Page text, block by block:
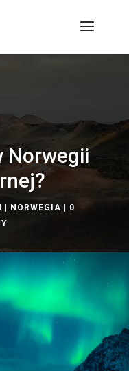
Norwegii
NORWEGIA
0